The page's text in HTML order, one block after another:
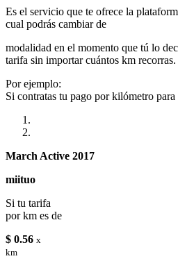
Es el servicio que te ofrece la
cual podrás cambiar de
modalidad en el momento que tú lo
tarifa sin importar cuántos km recorras.
Por ejemplo:
Si contratas tu pago por kilómetro para
March Active 2017
miituo
Si tu tarifa
por km es de
$ 0.56 x
km